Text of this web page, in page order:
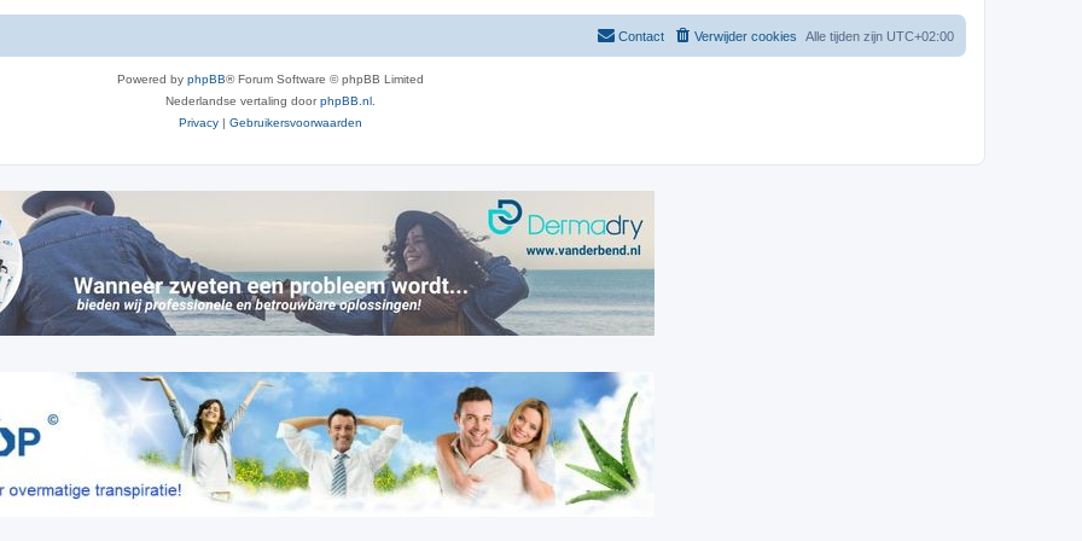
Alle tijden zijn UTC+02:00
Verwijder cookies
Contact
Powered by phpBB® Forum Software © phpBB Limited
Nederlandse vertaling doorphpBB.nl
Privacy | Gebruikersvoorwaarden